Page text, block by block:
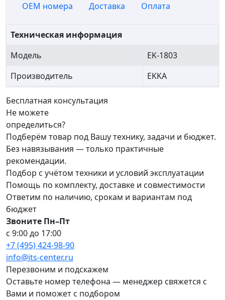
OEM номера
Доставка Оплата
Техническая информация
Модель
EK-1803
Производитель
EKKA
Бесплатная консультация
Не можете
определиться?
Подберём товар под Вашу технику, задачи и бюджет.
Без навязывания — только практичные
рекомендации.
Подбор с учётом техники и условий эксплуатации
Помощь по комплекту, доставке и совместимости
Ответим по наличию, срокам и вариантам под
бюджет
Звоните Пн–Пт
с 9:00 до 17:00
+7 (495) 424-98-90
info@its-center.ru
Перезвоним и подскажем
Оставьте номер телефона — менеджер свяжется с
Вами и поможет с подбором